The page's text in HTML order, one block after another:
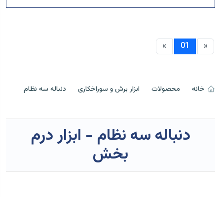
«
01
»
خانه محصولات ابزار برش و سوراخکاری دنباله سه نظام
دنباله سه نظام - ابزار درم
بخش